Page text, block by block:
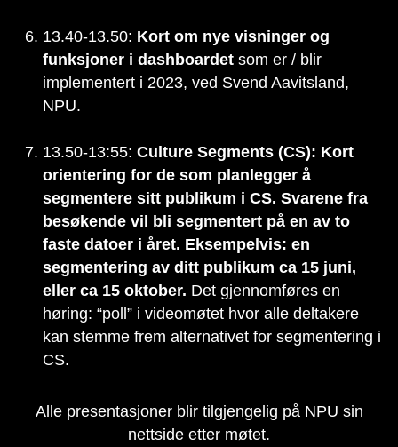
13.40-13.50: Kort om nye visninger og
funksjoner i dashboardet som er / blir
implementert i 2023, ved Svend Aavitsland,
NPU.
13.50-13:55: Culture Segments (CS): Kort
orientering for de som planlegger å
segmentere sitt publikum i CS. Svarene fra
besøkende vil bli segmentert på en av to
faste datoer i året. Eksempelvis: en
segmentering av ditt publikum ca 15 juni,
eller ca 15 oktober. Det gjennomføres en
høring: “poll” i videomøtet hvor alle deltakere
kan stemme frem alternativet for segmentering i
CS.
Alle presentasjoner blir tilgjengelig på NPU sin
nettside etter møtet.